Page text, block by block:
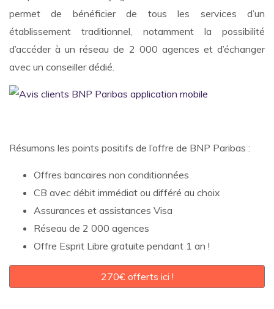
permet de bénéficier de tous les services d’un
établissement traditionnel, notamment la possibilité
d’accéder à un réseau de 2 000 agences et d’échanger
avec un conseiller dédié.
Résumons les points positifs de l’offre de BNP Paribas :
Offres bancaires non conditionnées
CB avec débit immédiat ou différé au choix
Assurances et assistances Visa
Réseau de 2 000 agences
Offre Esprit Libre gratuite pendant 1 an !
270€ offerts ici !